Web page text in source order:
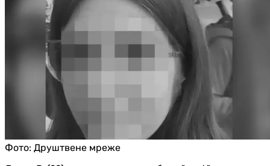
Фото: Друштвене мреже